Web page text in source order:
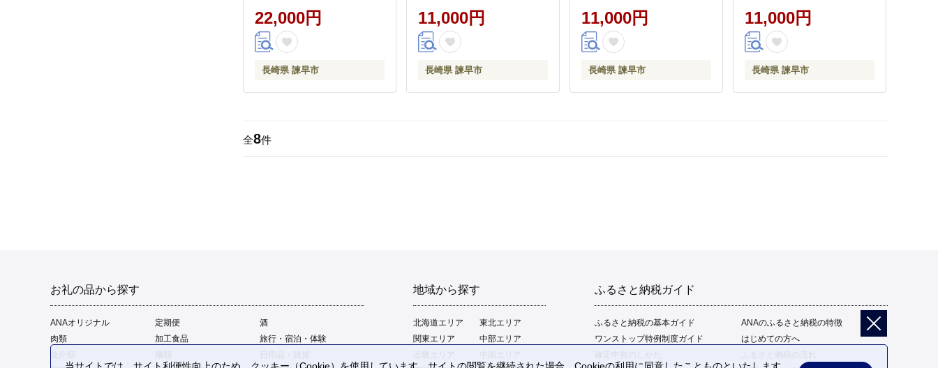
22,000円
長崎県 諫早市
11,000円
長崎県 諫早市
11,000円
長崎県 諫早市
11,000円
長崎県 諫早市
全8件
お礼の品から探す
ANAオリジナル 定期便
酒
肉類
加工食品
旅行・宿泊・体験
地域から探す
北海道エリア
東北エリア
関東エリア
中部エリア
ふるさと納税ガイド
ふるさと納税の基本ガイド
ANAのふるさと納税の特徴
ワンストップ特例制度ガイド
はじめての方へ
ふるさと納税の流れ
当サイトでは、サイト利便性向上のため、クッキー（Cookie）を使用しています。サイトの閲覧を継続された場合、Cookieの利用に同意したことものといたします。